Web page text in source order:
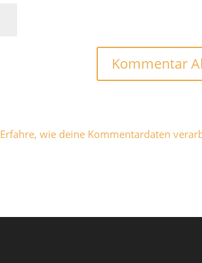
Erfahre, wie deine Kommentardaten